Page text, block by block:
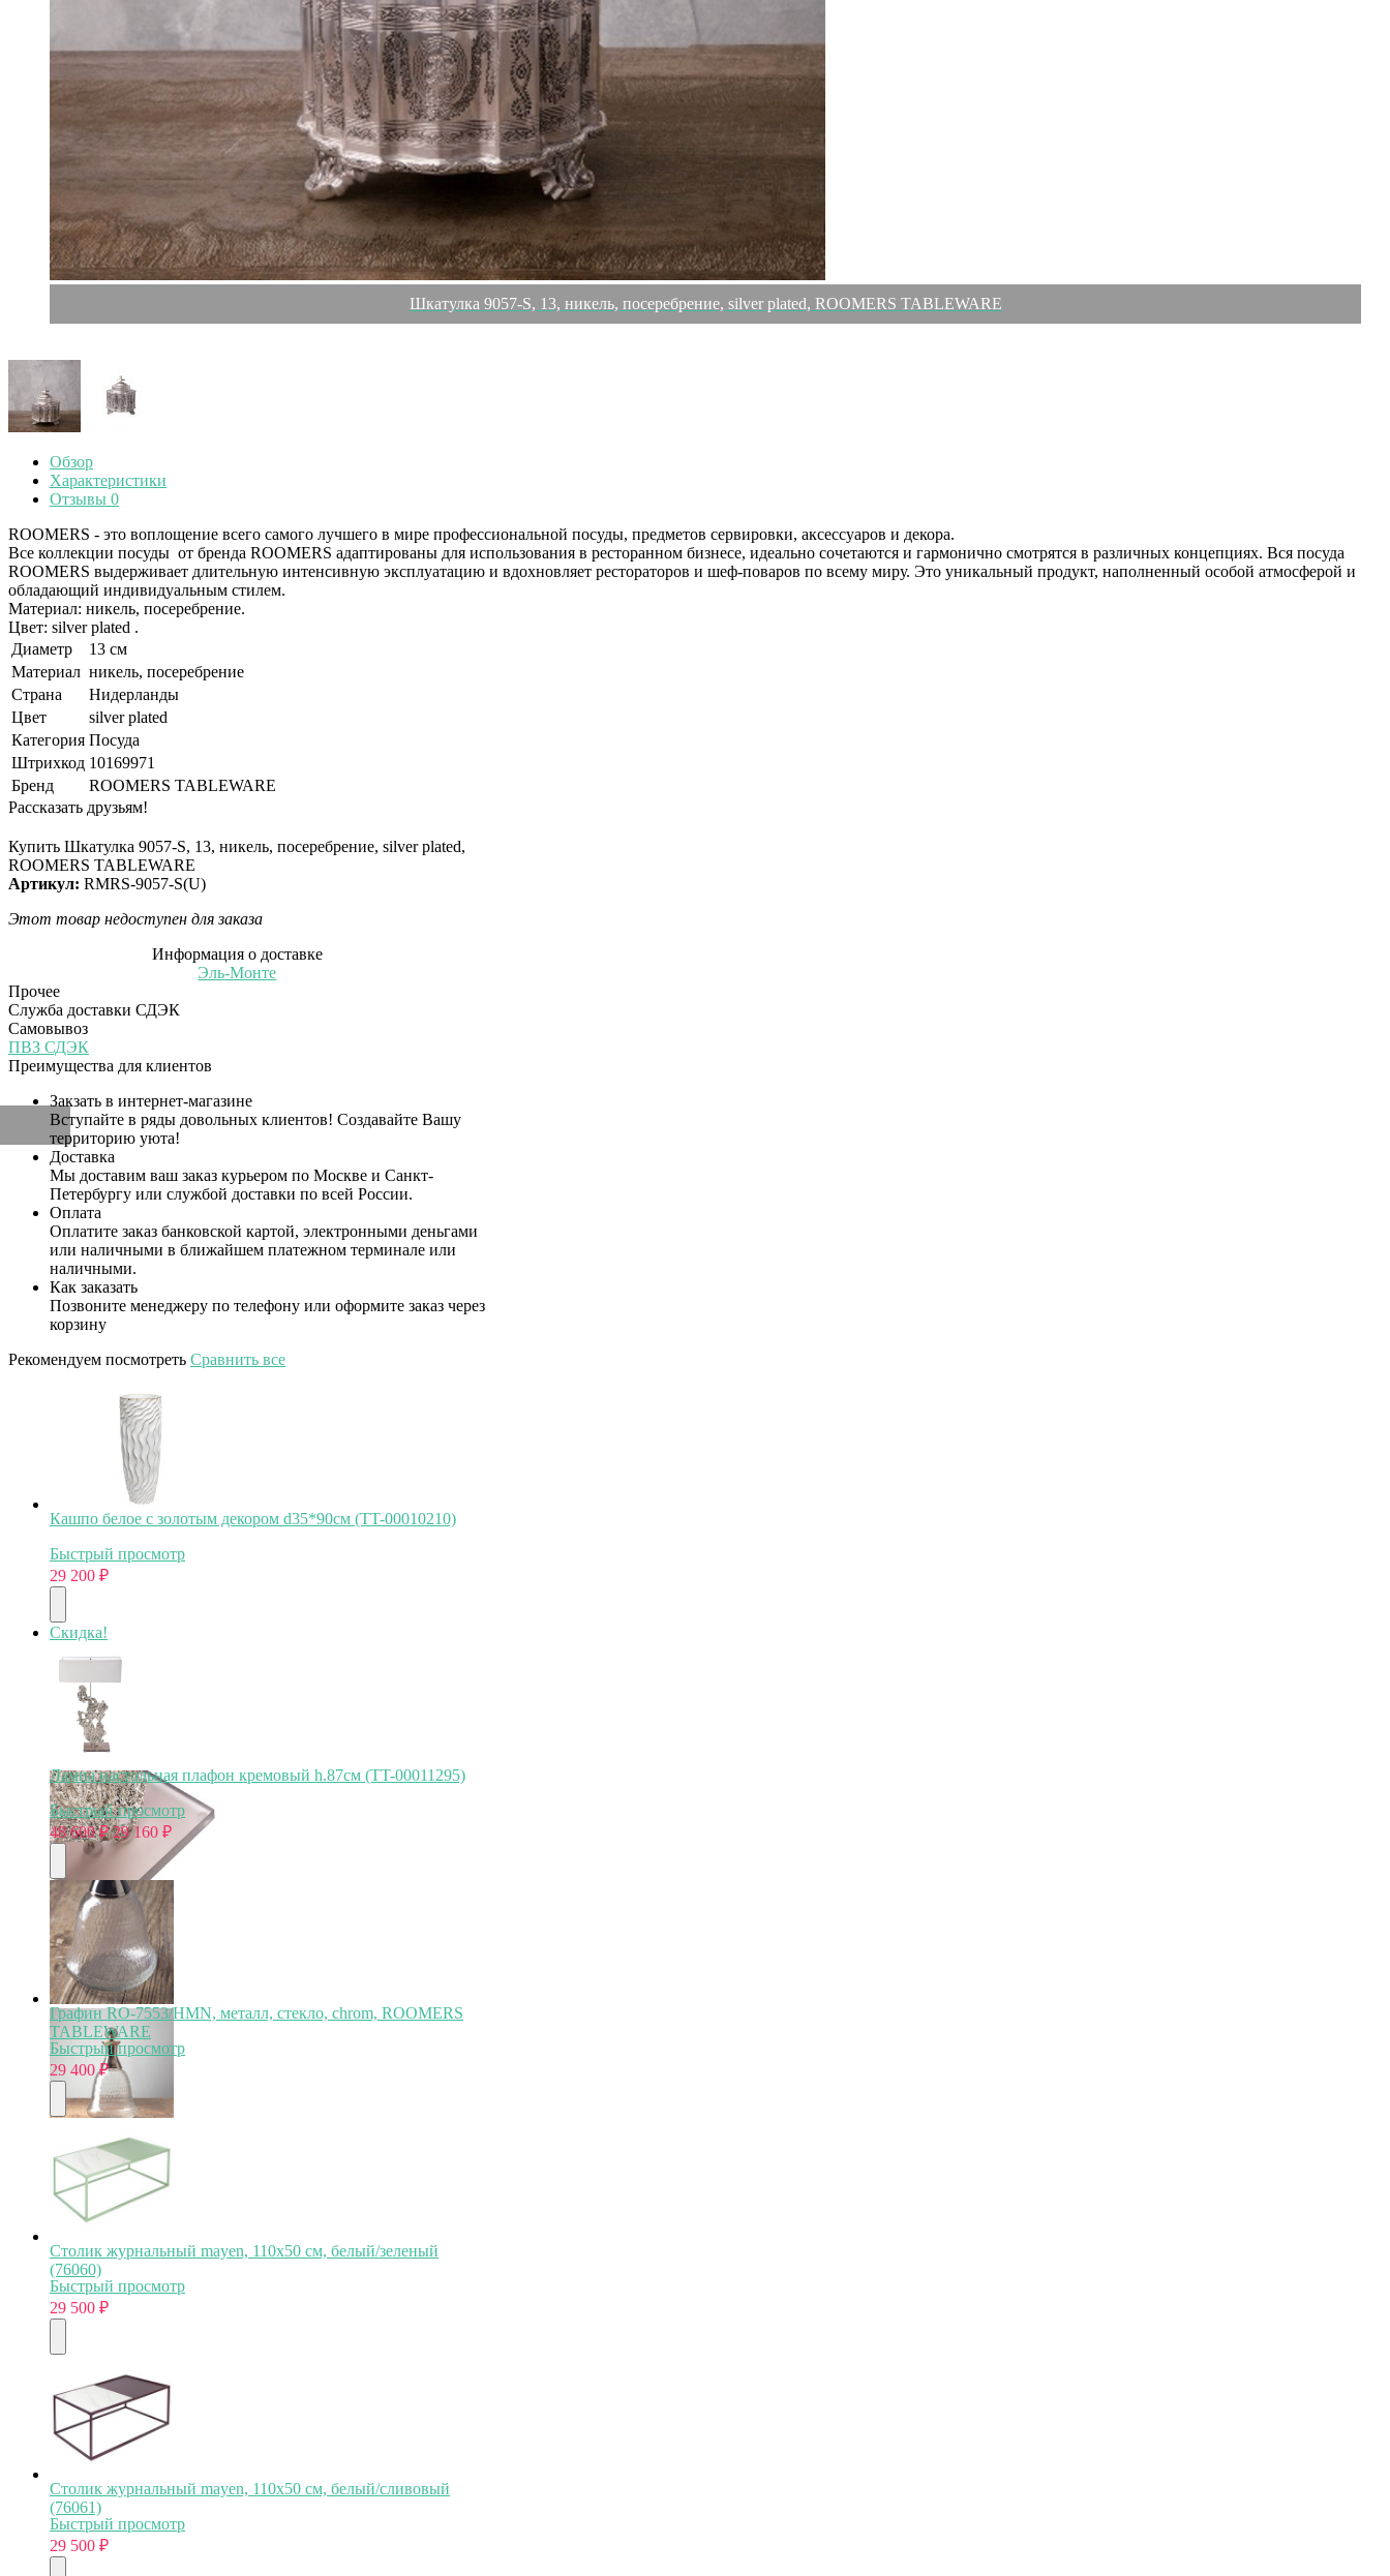
Шкатулка 9057-S, 13, никель, посеребрение, silver plated, ROOMERS TABLEWARE
Обзор
Характеристики
Отзывы 0
ROOMERS - это воплощение всего самого лучшего в мире профессиональной посуды, предметов сервировки, аксессуаров и декора.
Все коллекции посуды от бренда ROOMERS адаптированы для использования в ресторанном бизнесе, идеально сочетаются и гармонично смотрятся в различных концепциях. Вся посуда
ROOMERS выдерживает длительную интенсивную эксплуатацию и вдохновляет рестораторов и шеф-поваров по всему миру. Это уникальный продукт, наполненный особой атмосферой и
обладающий индивидуальным стилем.
Материал: никель, посеребрение.
Цвет: silver plated .
Диаметр
13 см
Материал никель, посеребрение
Страна
Нидерланды
Цвет
silver plated
Категория Посуда
Штрихкод 10169971
Бренд
ROOMERS TABLEWARE
Рассказать друзьям!
Купить Шкатулка 9057-S, 13, никель, посеребрение, silver plated,
ROOMERS TABLEWARE
Артикул: RMRS-9057-S(U)
Этот товар недоступен для заказа
Информация о доставке
Эль-Монте
Прочее
Служба доставки СДЭК
Самовывоз
ПВЗ СДЭК
Преимущества для клиентов
Закзать в интернет-магазине
Вступайте в ряды довольных клиентов! Создавайте Вашу
территорию уюта!
Доставка
Мы доставим ваш заказ курьером по Москве и Санкт-
Петербургу или службой доставки по всей России.
Оплата
Оплатите заказ банковской картой, электронными деньгами
или наличными в ближайшем платежном терминале или
наличными.
Как заказать
Позвоните менеджеру по телефону или оформите заказ через
корзину
Рекомендуем посмотреть Сравнить все
Кашпо белое с золотым декором d35*90см (TT-00010210)
Быстрый просмотр
29 200 ₽
Скидка!
Лампа настольная плафон кремовый h.87см (TT-00011295)
Быстрый просмотр
48 600₽ 29 160 ₽
Графин RO-7553/HMN, металл, стекло, chrom, ROOMERS
TABLEWARE
Быстрый просмотр
29 400₽
Столик журнальный mayen, 110х50 см, белый/зеленый
(76060)
Быстрый просмотр
29 500 ₽
Столик журнальный mayen, 110х50 см, белый/сливовый
(76061)
Быстрый просмотр
29 500 ₽